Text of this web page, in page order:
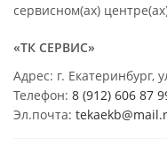
сервисном(ах)
«ТК СЕРВИС»
Адрес: г. Екатеринбург,
Телефон: 8 (912) 606 87
Эл.почта: